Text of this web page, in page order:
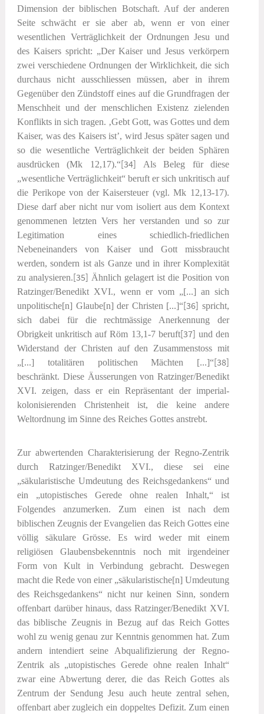
Dimension der biblischen Botschaft. Auf der anderen
Seite schwächt er sie aber ab, wenn er von einer
wesentlichen Verträglichkeit der Ordnungen Jesu und
des Kaisers spricht: „Der Kaiser und Jesus verkörpern
zwei verschiedene Ordnungen der Wirklichkeit, die sich
durchaus nicht ausschliessen müssen, aber in ihrem
Gegenüber den Zündstoff eines auf die Grundfragen der
Menschheit und der menschlichen Existenz zielenden
Konflikts in sich tragen. ‚Gebt Gott, was Gottes und dem
Kaiser, was des Kaisers ist’, wird Jesus später sagen und
so die wesentliche Verträglichkeit der beiden Sphären
ausdrücken (Mk 12,17).“[34]
Als Beleg für diese
„wesentliche Verträglichkeit“ beruft er sich unkritisch auf
die Perikope von der Kaisersteuer (vgl. Mk 12,13-17).
Diese darf aber nicht nur vom isoliert aus dem Kontext
genommenen letzten Vers her verstanden und so zur
Legitimation eines schiedlich-friedlichen
Nebeneinanders von Kaiser und Gott missbraucht
werden, sondern ist als Ganze und in ihrer Komplexität
zu analysieren.[35] Ähnlich gelagert ist die Position von
Ratzinger/Benedikt XVI., wenn er vom „[...] an sich
unpolitische[n] Glaube[n] der Christen [...]“[36] spricht,
sich dabei für die rechtmässige Anerkennung der
Obrigkeit unkritisch auf Röm 13,1-7 beruft[37] und den
Widerstand der Christen auf den Zusammenstoss mit
„[...] totalitären politischen Mächten [...]“[38]
beschränkt. Diese Äusserungen von Ratzinger/Benedikt
XVI. zeigen, dass er ein Repräsentant der imperial-
kolonisierenden Christenheit ist, die keine andere
Weltordnung im Sinne des Reiches Gottes anstrebt.
Zur abwertenden Charakterisierung der Regno-Zentrik
durch Ratzinger/Benedikt XVI., diese sei eine
„säkularistische Umdeutung des Reichsgedankens“ und
ein „utopistisches Gerede ohne realen Inhalt,“ ist
Folgendes anzumerken. Zum einen ist nach dem
biblischen Zeugnis der Evangelien das Reich Gottes eine
völlig säkulare Grösse. Es wird weder mit einem
religiösen Glaubensbekenntnis noch mit irgendeiner
Form von Kult in Verbindung gebracht. Deswegen
macht die Rede von einer „säkularistische[n] Umdeutung
des Reichsgedankens“ nicht nur keinen Sinn, sondern
offenbart darüber hinaus, dass Ratzinger/Benedikt XVI.
das biblische Zeugnis in Bezug auf das Reich Gottes
wohl zu wenig genau zur Kenntnis genommen hat. Zum
andern intendiert seine Abqualifizierung der Regno-
Zentrik als „utopistisches Gerede ohne realen Inhalt“
zwar eine Abwertung derer, die das Reich Gottes als
Zentrum der Sendung Jesu auch heute zentral sehen,
offenbart aber zugleich ein doppeltes Defizit. Zum einen